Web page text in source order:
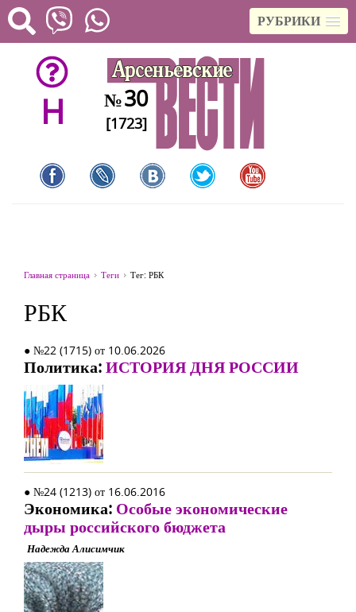
РУБРИКИ
H №30
[1723]
Главная страница Теги Тег: РБК
РБК
● №22 (1715) от 10.06.2026
Политика:ИСТОРИЯ ДНЯ РОССИИ
● №24 (1213) от 16.06.2016
Экономика: Особые экономические
дыры российского бюджета
Надежда Алисимчик